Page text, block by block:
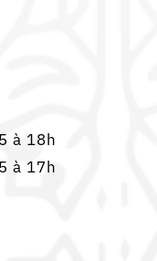
à 18h
à 17h